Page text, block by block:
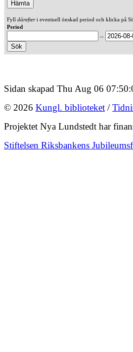
Fyll därefteri eventuell önskad period och klicka på
Period
--
Sidan skapad Thu Aug 06
© 2026 Kungl. biblioteket /
Projektet Nya Lundstedt har
Stiftelsen Riksbankens